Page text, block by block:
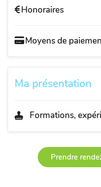
Honoraires
Moyens de
Ma présentation
Formations,
Prendre